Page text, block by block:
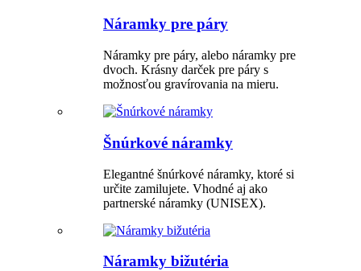
Náramky pre páry
Náramky pre páry, alebo náramky pre
dvoch. Krásny darček pre páry s
možnosťou gravírovania na mieru.
Šnúrkové náramky
Elegantné šnúrkové náramky, ktoré si
určite zamilujete. Vhodné aj ako
partnerské náramky (UNISEX).
Náramky bižutéria